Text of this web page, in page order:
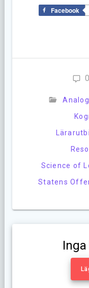
Facebook
0
Science of
Statens